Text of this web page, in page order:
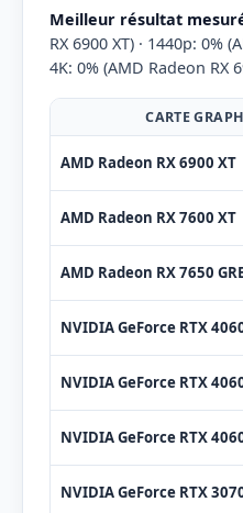
Meilleur résultat
RX 6900 XT) · 1440p: 0%
4K: 0% (AMD Radeon RX
CARTE
AMD Radeon RX 6900 XT
AMD Radeon RX 7600 XT
AMD Radeon RX 7650
NVIDIA GeForce RTX
NVIDIA GeForce RTX
NVIDIA GeForce RTX
NVIDIA GeForce RTX